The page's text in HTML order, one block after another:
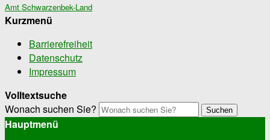
Amt Schwarzenbek-Land
Kurzmenü
Barrierefreiheit
Datenschutz
Impressum
Volltextsuche
Wonach suchen Sie?
Suchen
Hauptmenü